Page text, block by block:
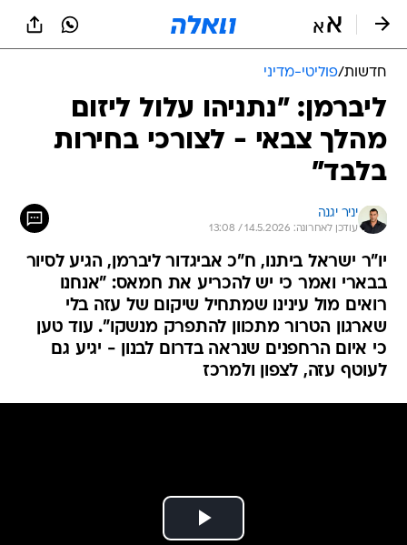
חדשות/פוליטי-מדיני
ליברמן: "נתניהו עלול ליזום
מהלך צבאי - לצורכי בחירות
בלבד"
יניר יגנה
עודכן לאחרונה: 14.5.2026 / 13:08
יו"ר ישראל ביתנו, ח"כ אביגדור ליברמן, הגיע לסיור
בבארי ואמר כי יש להכריע את חמאס: "אנחנו
רואים מול עינינו שמתחיל שיקום של עזה בלי
שארגון הטרור מתכוון להתפרק מנשקו". עוד טען
כי איום הרחפנים שנראה בדרום לבנון - יגיע גם
לעוטף עזה, לצפון ולמרכז